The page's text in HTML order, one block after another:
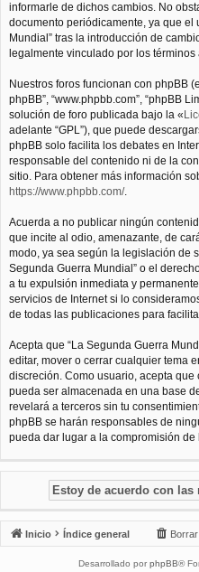
informarle de dichos cambios. No
documento periódicamente, ya que el
Mundial” tras la introducción de
legalmente vinculado por los
Nuestros foros funcionan con phpBB
phpBB”, “www.phpbb.com”, “phpBB
solución de foro publicada bajo la «
adelante “GPL”), que puede
phpBB solo facilita los debates en
responsable del contenido ni de la
sitio. Para obtener más información
https://www.phpbb.com/.
Acuerda a no publicar ningún
que incite al odio, amenazante, de
modo, ya sea según la legislación de
Segunda Guerra Mundial” o el
a tu expulsión inmediata y
servicios de Internet si lo
de todas las publicaciones para
Acepta que “La Segunda Guerra
editar, mover o cerrar cualquier tema
discreción. Como usuario, acepta
pueda ser almacenada en una base
revelará a terceros sin tu
phpBB se harán responsables de
pueda dar lugar a la compromisión de
Inicio Índice general
Desarrollado por phpBB®